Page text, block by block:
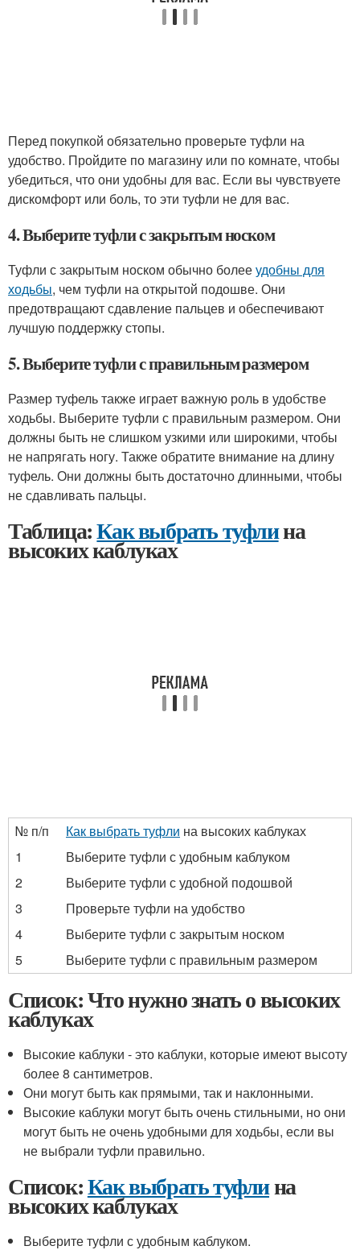
Перед покупкой обязательно проверьте туфли на
удобство. Пройдите по магазину или по комнате, чтобы
убедиться, что они удобны для вас. Если вы чувствуете
дискомфорт или боль, то эти туфли не для вас.
4. Выберите туфли с закрытым носком
Туфли с закрытым носком обычно болееудобны для
ходьбы, чем туфли на открытой подошве. Они
предотвращают сдавление пальцев и обеспечивают
лучшую поддержку стопы.
5. Выберите туфли с правильным размером
Размер туфель также играет важную роль в удобстве
ходьбы. Выберите туфли с правильным размером. Они
должны быть не слишком узкими или широкими, чтобы
не напрягать ногу. Также обратите внимание на длину
туфель. Они должны быть достаточно длинными, чтобы
не сдавливать пальцы.
Таблица:Как выбрать туфлина
высоких каблуках
№ п/п Как выбрать туфли на высоких каблуках
1
Выберите туфли с удобным каблуком
2
Выберите туфли с удобной подошвой
3
Проверьте туфли на удобство
4
Выберите туфли с закрытым носком
5
Выберите туфли с правильным размером
Список: Что нужно знать о высоких
каблуках
Высокие каблуки - это каблуки, которые имеют высоту
более 8 сантиметров.
Они могут быть как прямыми, так и наклонными.
Высокие каблуки могут быть очень стильными, но они
могут быть не очень удобными для ходьбы, если вы
не выбрали туфли правильно.
Список:Как выбрать туфлина
высоких каблуках
Выберите туфли с удобным каблуком.